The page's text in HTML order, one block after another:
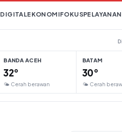
DIGITALEKONOMIFOKUS
BANDA ACEH
32°
🌤 Cerah berawan
BATAM
30°
🌤 Cerah